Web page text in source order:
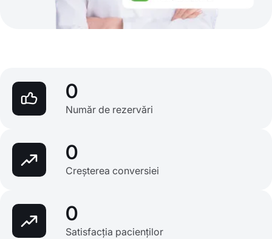
0
Număr de rezervări
0
Creșterea conversiei
0
Satisfacția pacienților